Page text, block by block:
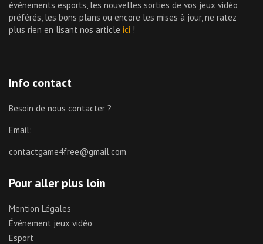
événements esports, les nouvelles sorties de vos jeux vidéo
préférés, les bons plans ou encore les mises à jour, ne ratez
plus rien en lisant nos article ici !
Info contact
Besoin de nous contacter ?
Email:
contactgame4free@gmail.com
Pour aller plus loin
Mention Légales
Événement jeux vidéo
Esport